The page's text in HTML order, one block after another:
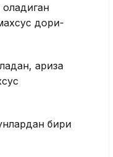
оладиган
дори-
ариза
бири